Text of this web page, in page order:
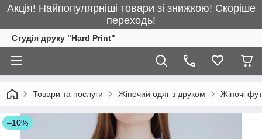
Акція! Найпопулярніші товари зі знижкою! Скоріше
переходь!
Студія друку "Hard Print"
Товари та послуги Жіночий одяг з друком Жіночі
–10%